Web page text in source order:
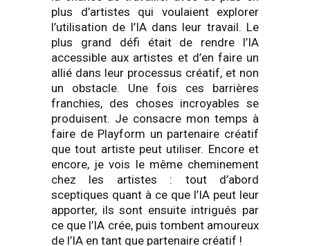
plus d’artistes qui voulaient explorer
l’utilisation de l’IA dans leur travail. Le
plus grand défi était de rendre l’IA
accessible aux artistes et d’en faire un
allié dans leur processus créatif, et non
un obstacle. Une fois ces barrières
franchies, des choses incroyables se
produisent. Je consacre mon temps à
faire de Playform un partenaire créatif
que tout artiste peut utiliser. Encore et
encore, je vois le même cheminement
chez les artistes : tout d’abord
sceptiques quant à ce que l’IA peut leur
apporter, ils sont ensuite intrigués par
ce que l’IA crée, puis tombent amoureux
de l’IA en tant que partenaire créatif !